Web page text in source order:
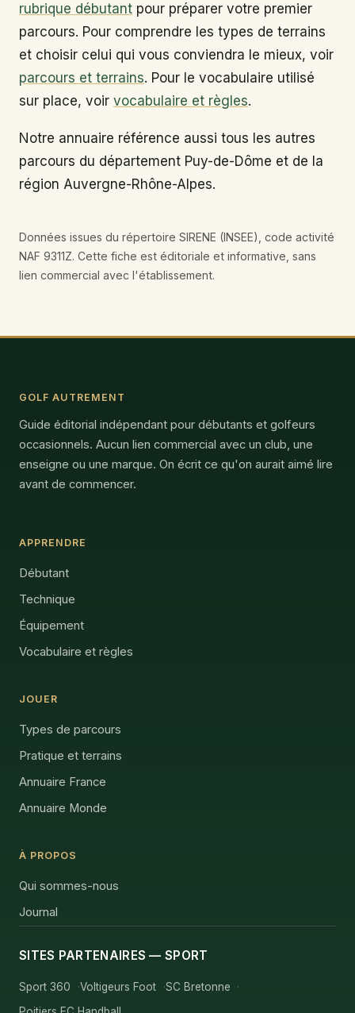
rubrique débutant pour préparer votre premier
parcours. Pour comprendre les types de terrains
et choisir celui qui vous conviendra le mieux, voir
parcours et terrains. Pour le vocabulaire utilisé
sur place, voir vocabulaire et règles.
Notre annuaire référence aussi tous les autres
parcours du département Puy-de-Dôme et de la
région Auvergne-Rhône-Alpes.
Données issues du répertoire SIRENE (INSEE), code activité
NAF 9311Z. Cette fiche est éditoriale et informative, sans
lien commercial avec l'établissement.
GOLF AUTREMENT
Guide éditorial indépendant pour débutants et golfeurs
occasionnels. Aucun lien commercial avec un club, une
enseigne ou une marque. On écrit ce qu'on aurait aimé lire
avant de commencer.
APPRENDRE
Débutant
Technique
Équipement
Vocabulaire et règles
JOUER
Types de parcours
Pratique et terrains
Annuaire France
Annuaire Monde
À PROPOS
Qui sommes-nous
Journal
SITES PARTENAIRES — SPORT
Sport 360 Voltigeurs Foot
SC Bretonne